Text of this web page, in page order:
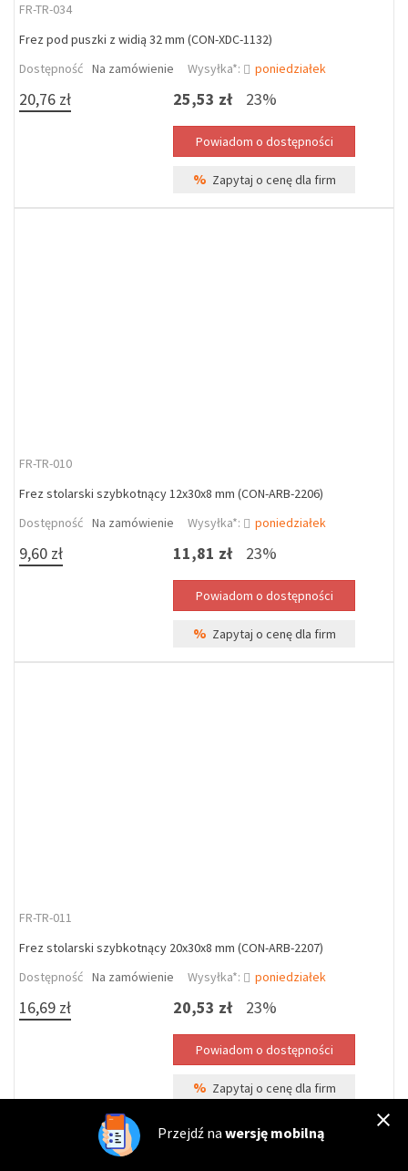
FR-TR-034
Frez pod puszki z widią 32 mm (CON-XDC-1132)
Dostępność Na zamówienie Wysyłka*: poniedziałek
20,76 zł 25,53 zł 23%
% Zapytaj o cenę dla firm
FR-TR-010
Frez stolarski szybkotnący 12x30x8 mm (CON-ARB-2206)
Dostępność Na zamówienie Wysyłka*: poniedziałek
9,60 zł 11,81 zł 23%
% Zapytaj o cenę dla firm
FR-TR-011
Frez stolarski szybkotnący 20x30x8 mm (CON-ARB-2207)
Dostępność Na zamówienie Wysyłka*: poniedziałek
16,69 zł 20,53 zł 23%
% Zapytaj o cenę dla firm
Przejdź na wersję mobilną